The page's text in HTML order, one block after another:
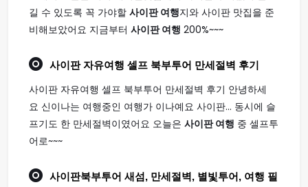
길 수 있도록 꼭 가야할 사이판 여행지와 사이판 맛집을 준
비해보았어요 지금부터 사이판 여행 200%~~~
사이판자유여행 셀프 북부투어 만세절벽 후기
사이판 자유여행 셀프 북부투어 만세절벽 후기 안녕하세
요 신이나는 여행중인 여행가 이나예요 사이판... 동시에 슬
프기도 한 만세절벽이였어요 오늘은 사이판 여행 중 셀프투
어로~~~
사이판북부투어 새섬, 만세절벽, 별빛투어, 여행 필